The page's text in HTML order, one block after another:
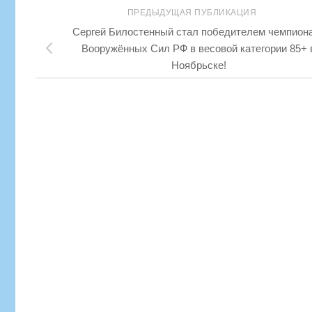
ПРЕДЫДУЩАЯ ПУБЛИКАЦИЯ
Сергей Билостенный стал победителем
Вооружённых Сил РФ в весовой категории 85+
Ноябрьске!